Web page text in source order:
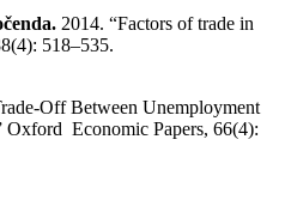
2014. “Factors of trade in
518–535.
Off Between Unemployment
Oxford Economic Papers, 66(4):